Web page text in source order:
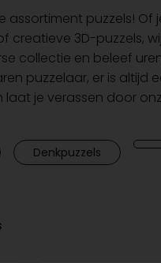
assortiment puzzels! Of
creatieve 3D-puzzels,
collectie en beleef
puzzelaar, er is altijd
je verassen door
Denkpuzzels